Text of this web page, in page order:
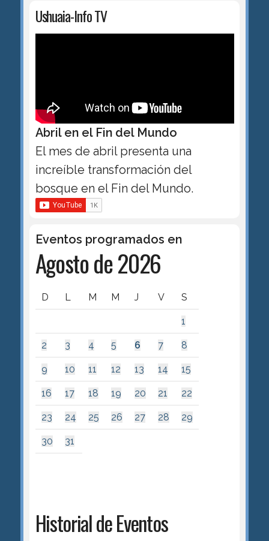
Ushuaia-Info TV
Abril en el Fin del Mundo
El mes de abril presenta una
increíble transformación del
bosque en el Fin del Mundo.
Eventos programados en
Agosto de 2026
D L M M J V S
1
2 3 4 5 6 7 8
9 10 11 12 13 14 15
16 17 18 19 20 21 22
23 24 25 26 27 28 29
30 31
Historial de Eventos